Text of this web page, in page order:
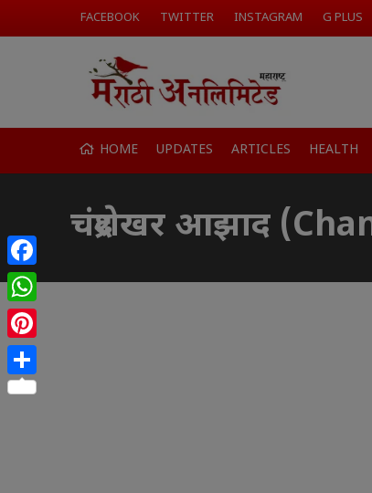
FACEBOOK TWITTER INSTAGRAM G PLUS
HOME UPDATES ARTICLES HEALTH
चंद्रशेखर आझाद
Facebook
WhatsApp
Pinterest
Share